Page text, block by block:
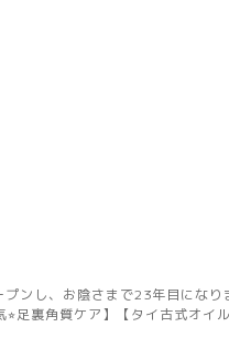
ンし、お陰さまで23年目になり
足裏角質ケア】【タイ古式オイ